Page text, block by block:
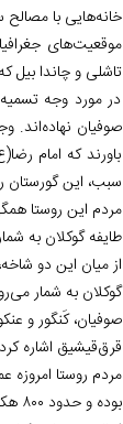
خانه‌هایی با
موقعیت‌های
تاشلی و چاندا بیل
در مورد وجه
صوفیان نهاده‌اند.
باورند که امام
سبب، این گورستان
مردم این روستا
طایفه گوکلان به
از میان این دو
گوکلان به شمار
صوفیان، کَنگور و
قرق‌قیشیق اشاره
مردم روستا
بوده و حدود ۸۰۰ هکتار از این اراضی به کشت محصولاتی مانند گندم، آفتابگردان، هندوانه و... اختصاص دارد.